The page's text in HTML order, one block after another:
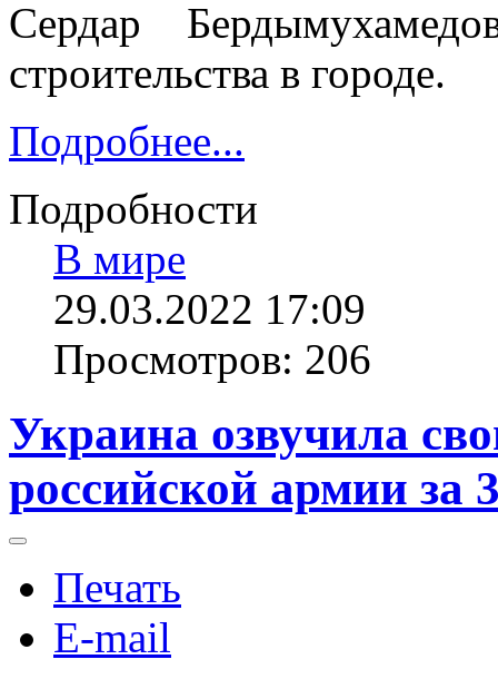
Сердар
строительства в городе.
Подробнее...
Подробности
В мире
29.03.2022 17:09
Просмотров: 206
Украина озвучила
российской армии за
Печать
E-mail